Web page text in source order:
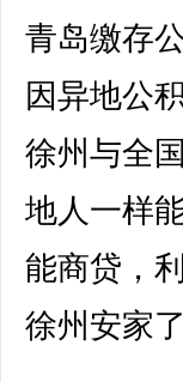
青岛缴存
因异地公
徐州与全
地人一样
能商贷，
徐州安家